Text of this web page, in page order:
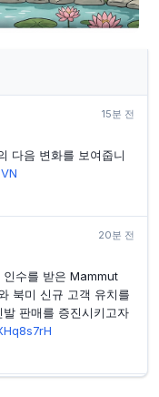
2시간 전
박 상쇄한 자산 관리 부문
익 증가로 전망 상향 조정
급등 이유
15분 전
다음 변화를 보여줍니
20분 전
인수를 받은 Mammut
북미 신규 고객 유치를
판매를 증진시키고자